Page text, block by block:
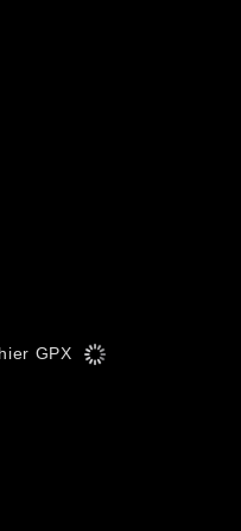
GPX